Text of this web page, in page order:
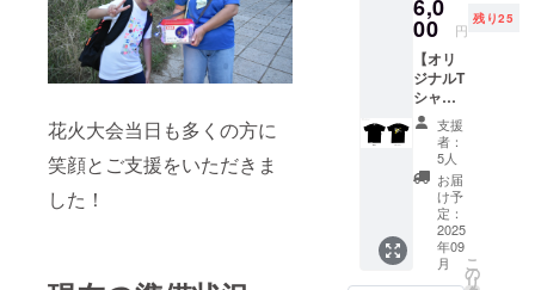
花火大会当日も多くの方に
笑顔とご支援をいただきま
した！
ただい
た個人
情報を
ガイド
協会に
提供す
る場合
があり
ます。
※支援者
様の交
通費や
滞在費
は各自
でご負
です。
おみ足
が心配
な方は
椅子に
腰掛け
ること
もでき
ます。
◎服
装：瞑
想をし
ますの
で動き
やすい
に違い
があり
ます
【市原
産業】
生活の
中に彩
を添え
たいと
の思い
で、造
花の髪
飾りや
アレン
と海を
こよな
く愛し
た「柳
原良平
氏」の
描く可
愛らし
い七福
神がデ
ザイン
された
横浜金
澤七福
6,0
00 円
残り25
【オリ
ジナルT
シャ
ツ Sサ
イ
ズ 】
金沢ま
つりの
オリジ
ナルT
シャ
ツ！背
支援
者：
5人
お届
け予
定：
2025
年09
月
こ
の
リ